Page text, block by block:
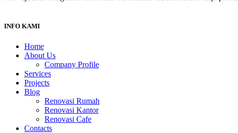
INFO KAMI
Home
About Us
Company Profile
Services
Projects
Blog
Renovasi Rumah
Renovasi Kantor
Renovasi Cafe
Contacts